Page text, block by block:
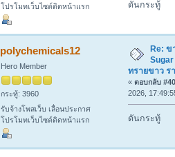
โปรโมทเว็บไซต์ติดหน้าแรก ดันกระทู้
polychemicals12
Hero Member
กระทู้: 3960
รับจ้างโพสเว็บ เลื่อนประกาศ
โปรโมทเว็บไซต์ติดหน้าแรก
Re: ข
ทรายขาว ร
« ตอบกลับ
2026,
ดันกระทู้